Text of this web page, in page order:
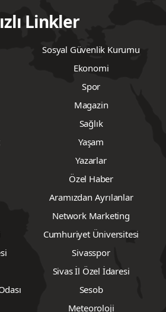
Linkler
Sosyal Güvenlik Kurumu
Ekonomi
Spor
Magazin
Sağlık
Yaşam
Yazarlar
Özel Haber
Aramızdan Ayrılanlar
Network Marketing
Cumhuriyet Üniversitesi
Sivasspor
Sivas İl Özel İdaresi
Sesob
Meteoroloji